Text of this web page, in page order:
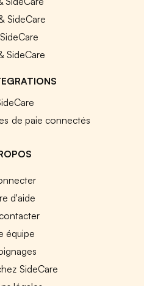
SideCare
SideCare
de paie connectés
d'aide
équipe
SideCare